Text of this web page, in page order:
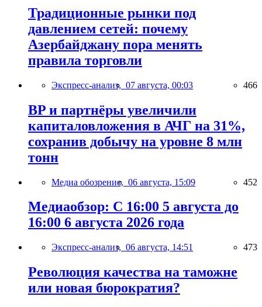
Традиционные рынки под
давлением сетей: почему
Азербайджану пора менять
правила торговли
Экспресс-анализ, 07 августа, 00:03 466
BP и партнёры увеличили
капиталовложения в АЧГ на 31%,
сохранив добычу на уровне 8 млн
тонн
Медиа обозрение, 06 августа, 15:09 452
Медиаобзор: С 16:00 5 августа до
16:00 6 августа 2026 года
Экспресс-анализ, 06 августа, 14:51 473
Революция качества на таможне
или новая бюрократия?